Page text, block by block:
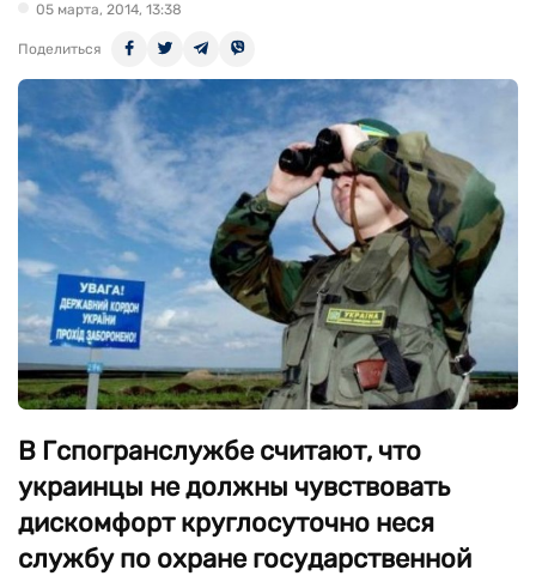
05 марта, 2014, 13:38
Поделиться
В Гспогранслужбе считают, что
украинцы не должны чувствовать
дискомфорт круглосуточно неся
службу по охране государственной